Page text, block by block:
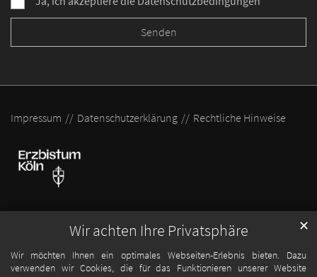
Wir achten Ihre Privatsphäre
Wir möchten Ihnen ein optimales Webseiten-Erlebnis bieten. Dazu
verwenden wir Cookies, die für das Funktionieren unserer Website
✕
Impressum Datenschutzerklärung Rechtliche Hinweise